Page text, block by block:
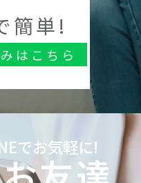
簡単!
はこちら
でお気軽に!